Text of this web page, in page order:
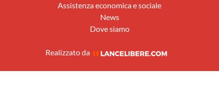
Assistenza economica e sociale
News
Dove siamo
Realizzato da